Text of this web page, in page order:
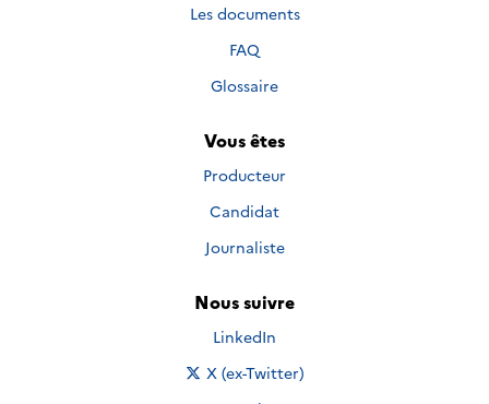
Les documents
FAQ
Glossaire
Vous êtes
Producteur
Candidat
Journaliste
Nous suivre
Nous suivre sur
LinkedIn
Nous suivre sur
X (ex-Twitter)